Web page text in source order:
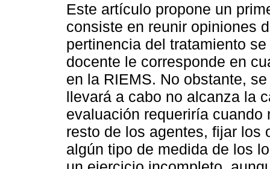
Este artículo propone un
consiste en reunir opiniones
pertinencia del tratamiento
docente le corresponde en
en la RIEMS. No obstante,
llevará a cabo no alcanza la
evaluación requeriría
resto de los agentes, fijar los
algún tipo de medida de los